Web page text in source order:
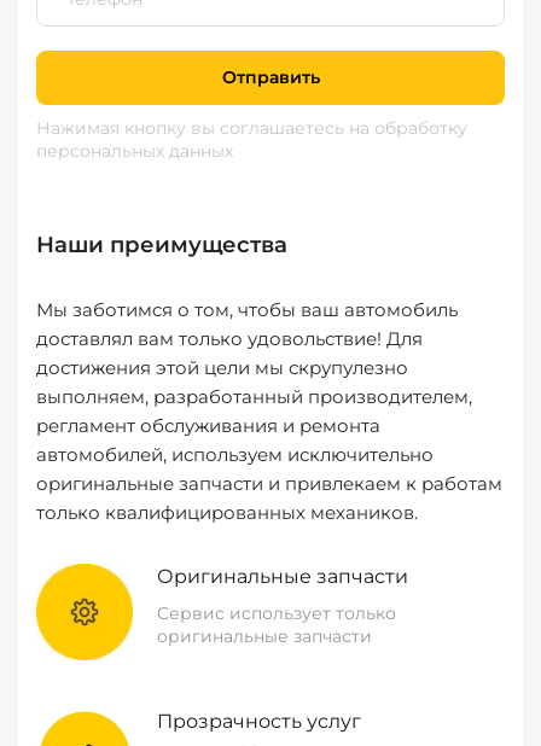
Отправить
Нажимая кнопку вы соглашаетесь на обработку
персональных данных
Наши преимущества
Мы заботимся о том, чтобы ваш автомобиль
доставлял вам только удовольствие! Для
достижения этой цели мы скрупулезно
выполняем, разработанный производителем,
регламент обслуживания и ремонта
автомобилей, используем исключительно
оригинальные запчасти и привлекаем к работам
только квалифицированных механиков.
Оригинальные запчасти
Сервис использует только
оригинальные запчасти
Прозрачность услуг